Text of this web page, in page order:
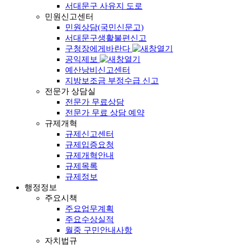
서대문구 사유지 도로
민원신고센터
민원상담(국민신문고)
서대문구생활불편신고
구청장에게바란다
공익제보
예산낭비신고센터
지방보조금 부정수급 신고
전문가 상담실
전문가 무료상담
전문가 무료 상담 예약
규제개혁
규제신고센터
규제입증요청
규제개혁안내
규제목록
규제정보
행정정보
주요시책
주요업무계획
주요수상실적
월중 구민안내사항
자치법규